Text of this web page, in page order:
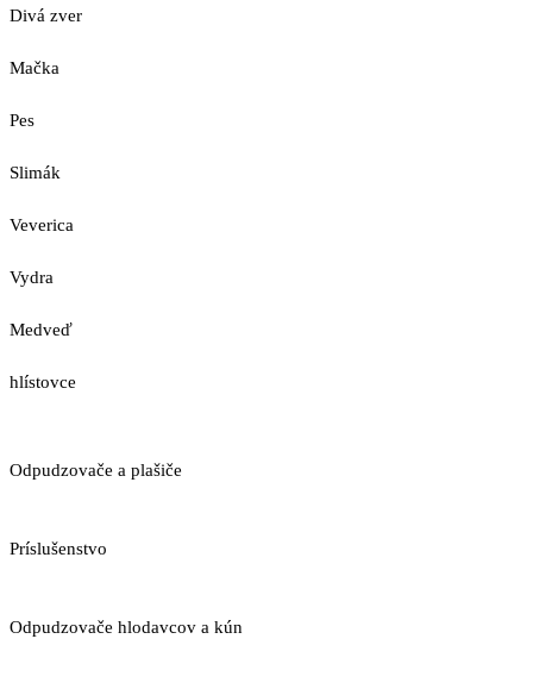
Divá zver
Mačka
Pes
Slimák
Veverica
Vydra
Medveď
hlístovce
Odpudzovače a plašiče
Príslušenstvo
Odpudzovače hlodavcov a kún